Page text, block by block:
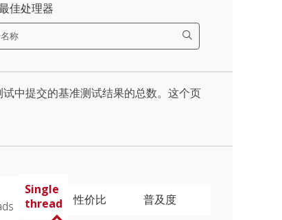
佳处理器
中提交的基准测试结果的总数。这个页
Single
thread
性价比 普及度